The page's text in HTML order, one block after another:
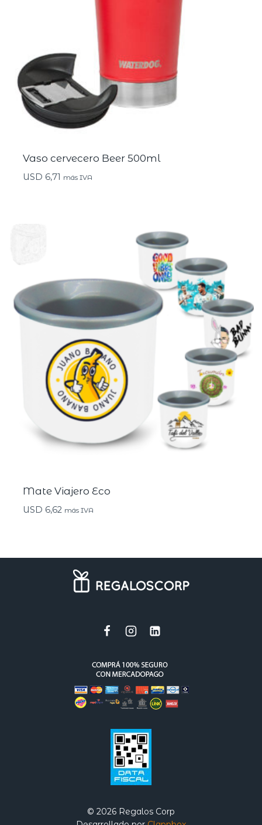
Vaso cervecero Beer 500ml
USD 6,71 más IVA
Mate Viajero Eco
USD 6,62 más IVA
© 2026 Regalos Corp